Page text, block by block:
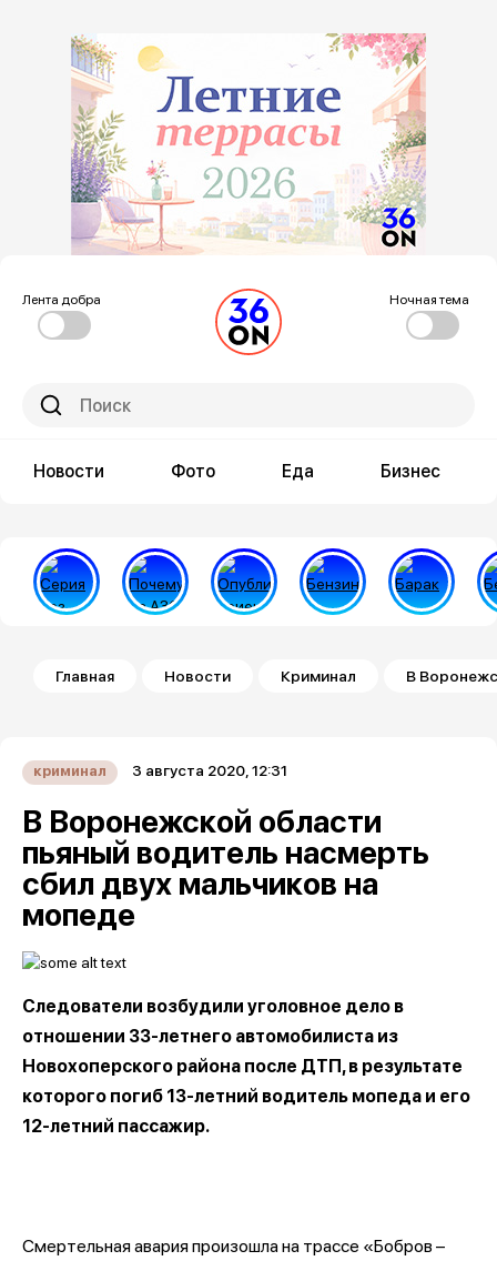
Лента добра Ночная тема
Новости Фото Еда Бизнес
Строка навигации
Главная Новости Криминал В
криминал 3 августа 2020, 12:31
В Воронежской области
пьяный водитель насмерть
сбил двух мальчиков на
мопеде
Следователи возбудили уголовное дело в
отношении 33-летнего автомобилиста из
Новохоперского района после ДТП, в результате
которого погиб 13-летний водитель мопеда и его
12-летний пассажир.
Смертельная авария произошла на трассе «Бобров –